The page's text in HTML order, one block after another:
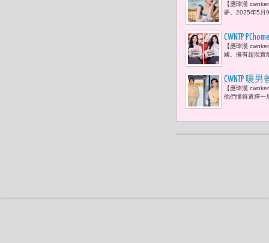
夜 新光三
【應瑋漢
夢。2025年5月
CWNTP
汗，但不
【應瑋漢
國、擁有超現實
CWNTP 暖
來，護你
【應瑋漢
他們懂得選擇一